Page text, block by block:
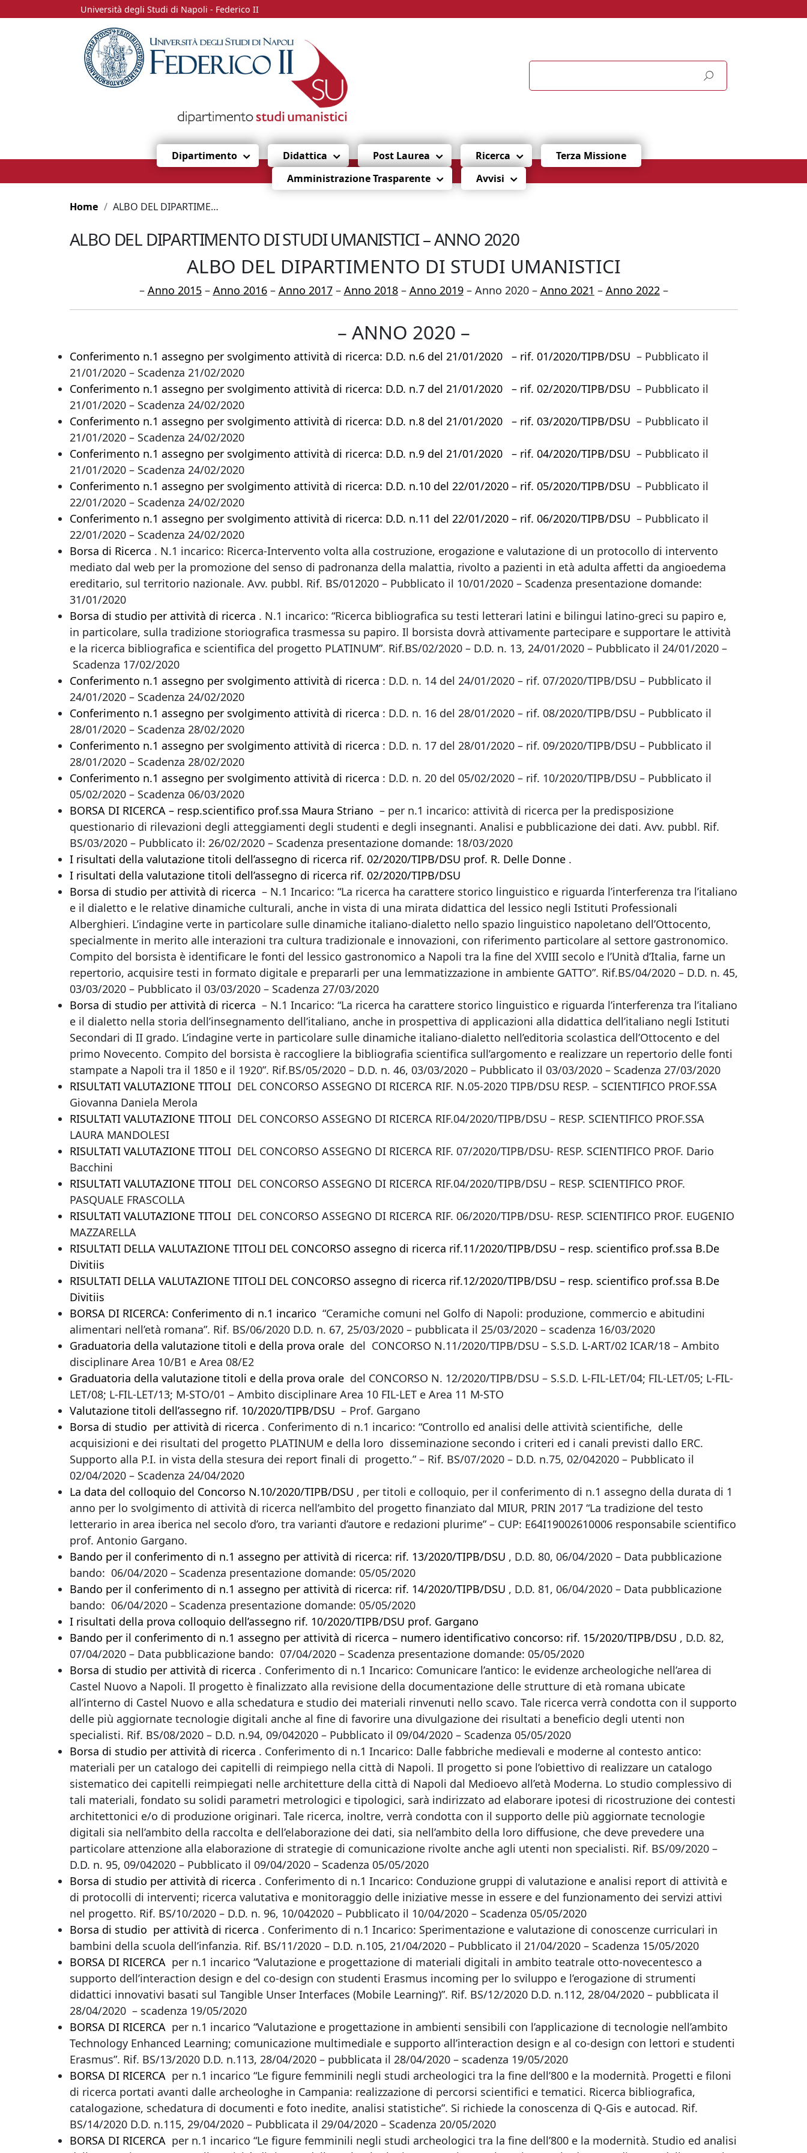
Università degli Studi di Napoli - Federico II
Dipartimento Didattica Post Laurea Ricerca
Terza Missione
Amministrazione Trasparente
Avvisi
Home ALBO DEL DIPARTIMENTO DI STUDI UMANISTICI – ANNO 2020
ALBO DEL DIPARTIMENTO DI STUDI UMANISTICI – ANNO 2020
ALBO DEL DIPARTIMENTO DI STUDI UMANISTICI
– Anno 2015– Anno 2016– Anno 2017– Anno 2018– Anno 2019– Anno 2020 – Anno 2021 – Anno 2022–
– ANNO 2020 –
Conferimento n.1 assegno per svolgimento attività di ricerca: D.D. n.6 del 21/01/2020 – rif. 01/2020/TIPB/DSU – Pubblicato il
21/01/2020 – Scadenza 21/02/2020
Conferimento n.1 assegno per svolgimento attività di ricerca: D.D. n.7 del 21/01/2020 – rif. 02/2020/TIPB/DSU – Pubblicato il
21/01/2020 – Scadenza 24/02/2020
Conferimento n.1 assegno per svolgimento attività di ricerca: D.D. n.8 del 21/01/2020 – rif. 03/2020/TIPB/DSU – Pubblicato il
21/01/2020 – Scadenza 24/02/2020
Conferimento n.1 assegno per svolgimento attività di ricerca: D.D. n.9 del 21/01/2020 – rif. 04/2020/TIPB/DSU – Pubblicato il
21/01/2020 – Scadenza 24/02/2020
Conferimento n.1 assegno per svolgimento attività di ricerca: D.D. n.10 del 22/01/2020 – rif. 05/2020/TIPB/DSU – Pubblicato il
22/01/2020 – Scadenza 24/02/2020
Conferimento n.1 assegno per svolgimento attività di ricerca: D.D. n.11 del 22/01/2020 – rif. 06/2020/TIPB/DSU – Pubblicato il
22/01/2020 – Scadenza 24/02/2020
Borsa di Ricerca . N.1 incarico: Ricerca-Intervento volta alla costruzione, erogazione e valutazione di un protocollo di intervento
mediato dal web per la promozione del senso di padronanza della malattia, rivolto a pazienti in età adulta affetti da angioedema
ereditario, sul territorio nazionale. Avv. pubbl. Rif. BS/012020 – Pubblicato il 10/01/2020 – Scadenza presentazione domande:
31/01/2020
Borsa di studio per attività di ricerca . N.1 incarico: “Ricerca bibliografica su testi letterari latini e bilingui latino-greci su papiro e,
in particolare, sulla tradizione storiografica trasmessa su papiro. Il borsista dovrà attivamente partecipare e supportare le attività
e la ricerca bibliografica e scientifica del progetto PLATINUM”. Rif.BS/02/2020 – D.D. n. 13, 24/01/2020 – Pubblicato il 24/01/2020 –
Scadenza 17/02/2020
Conferimento n.1 assegno per svolgimento attività di ricerca : D.D. n. 14 del 24/01/2020 – rif. 07/2020/TIPB/DSU – Pubblicato il
24/01/2020 – Scadenza 24/02/2020
Conferimento n.1 assegno per svolgimento attività di ricerca : D.D. n. 16 del 28/01/2020 – rif. 08/2020/TIPB/DSU – Pubblicato il
28/01/2020 – Scadenza 28/02/2020
Conferimento n.1 assegno per svolgimento attività di ricerca : D.D. n. 17 del 28/01/2020 – rif. 09/2020/TIPB/DSU – Pubblicato il
28/01/2020 – Scadenza 28/02/2020
Conferimento n.1 assegno per svolgimento attività di ricerca : D.D. n. 20 del 05/02/2020 – rif. 10/2020/TIPB/DSU – Pubblicato il
05/02/2020 – Scadenza 06/03/2020
BORSA DI RICERCA – resp.scientifico prof.ssa Maura Striano – per n.1 incarico: attività di ricerca per la predisposizione
questionario di rilevazioni degli atteggiamenti degli studenti e degli insegnanti. Analisi e pubblicazione dei dati. Avv. pubbl. Rif.
BS/03/2020 – Pubblicato il: 26/02/2020 – Scadenza presentazione domande: 18/03/2020
I risultati della valutazione titoli dell’assegno di ricerca rif. 02/2020/TIPB/DSU prof. R. Delle Donne .
I risultati della valutazione titoli dell’assegno di ricerca rif. 02/2020/TIPB/DSU
Borsa di studio per attività di ricerca – N.1 Incarico: “La ricerca ha carattere storico linguistico e riguarda l’interferenza tra l’italiano
e il dialetto e le relative dinamiche culturali, anche in vista di una mirata didattica del lessico negli Istituti Professionali
Alberghieri. L’indagine verte in particolare sulle dinamiche italiano-dialetto nello spazio linguistico napoletano dell’Ottocento,
specialmente in merito alle interazioni tra cultura tradizionale e innovazioni, con riferimento particolare al settore gastronomico.
Compito del borsista è identificare le fonti del lessico gastronomico a Napoli tra la fine del XVIII secolo e l’Unità d’Italia, farne un
repertorio, acquisire testi in formato digitale e prepararli per una lemmatizzazione in ambiente GATTO”. Rif.BS/04/2020 – D.D. n. 45,
03/03/2020 – Pubblicato il 03/03/2020 – Scadenza 27/03/2020
Borsa di studio per attività di ricerca – N.1 Incarico: “La ricerca ha carattere storico linguistico e riguarda l’interferenza tra l’italiano
e il dialetto nella storia dell’insegnamento dell’italiano, anche in prospettiva di applicazioni alla didattica dell’italiano negli Istituti
Secondari di II grado. L’indagine verte in particolare sulle dinamiche italiano-dialetto nell’editoria scolastica dell’Ottocento e del
primo Novecento. Compito del borsista è raccogliere la bibliografia scientifica sull’argomento e realizzare un repertorio delle fonti
stampate a Napoli tra il 1850 e il 1920”. Rif.BS/05/2020 – D.D. n. 46, 03/03/2020 – Pubblicato il 03/03/2020 – Scadenza 27/03/2020
RISULTATI VALUTAZIONE TITOLI DEL CONCORSO ASSEGNO DI RICERCA RIF. N.05-2020 TIPB/DSU RESP. – SCIENTIFICO PROF.SSA
Giovanna Daniela Merola
RISULTATI VALUTAZIONE TITOLI DEL CONCORSO ASSEGNO DI RICERCA RIF.04/2020/TIPB/DSU – RESP. SCIENTIFICO PROF.SSA
LAURA MANDOLESI
RISULTATI VALUTAZIONE TITOLI DEL CONCORSO ASSEGNO DI RICERCA RIF. 07/2020/TIPB/DSU- RESP. SCIENTIFICO PROF. Dario
Bacchini
RISULTATI VALUTAZIONE TITOLI DEL CONCORSO ASSEGNO DI RICERCA RIF.04/2020/TIPB/DSU – RESP. SCIENTIFICO PROF.
PASQUALE FRASCOLLA
RISULTATI VALUTAZIONE TITOLI DEL CONCORSO ASSEGNO DI RICERCA RIF. 06/2020/TIPB/DSU- RESP. SCIENTIFICO PROF. EUGENIO
MAZZARELLA
RISULTATI DELLA VALUTAZIONE TITOLI DEL CONCORSO assegno di ricerca rif.11/2020/TIPB/DSU – resp. scientifico prof.ssa B.De
Divitiis
RISULTATI DELLA VALUTAZIONE TITOLI DEL CONCORSO assegno di ricerca rif.12/2020/TIPB/DSU – resp. scientifico prof.ssa B.De
Divitiis
BORSA DI RICERCA: Conferimento di n.1 incarico “Ceramiche comuni nel Golfo di Napoli: produzione, commercio e abitudini
alimentari nell’età romana”. Rif. BS/06/2020 D.D. n. 67, 25/03/2020 – pubblicata il 25/03/2020 – scadenza 16/03/2020
Graduatoria della valutazione titoli e della prova orale del CONCORSO N.11/2020/TIPB/DSU – S.S.D. L-ART/02 ICAR/18 – Ambito
disciplinare Area 10/B1 e Area 08/E2
Graduatoria della valutazione titoli e della prova orale del CONCORSO N. 12/2020/TIPB/DSU – S.S.D. L-FIL-LET/04; FIL-LET/05; L-FIL-
LET/08; L-FIL-LET/13; M-STO/01 – Ambito disciplinare Area 10 FIL-LET e Area 11 M-STO
Valutazione titoli dell’assegno rif. 10/2020/TIPB/DSU – Prof. Gargano
Borsa di studio per attività di ricerca . Conferimento di n.1 incarico: “Controllo ed analisi delle attività scientifiche, delle
acquisizioni e dei risultati del progetto PLATINUM e della loro disseminazione secondo i criteri ed i canali previsti dallo ERC.
Supporto alla P.I. in vista della stesura dei report finali di progetto.” – Rif. BS/07/2020 – D.D. n.75, 02/042020 – Pubblicato il
02/04/2020 – Scadenza 24/04/2020
La data del colloquio del Concorso N.10/2020/TIPB/DSU , per titoli e colloquio, per il conferimento di n.1 assegno della durata di 1
anno per lo svolgimento di attività di ricerca nell’ambito del progetto finanziato dal MIUR, PRIN 2017 “La tradizione del testo
letterario in area iberica nel secolo d’oro, tra varianti d’autore e redazioni plurime” – CUP: E64I19002610006 responsabile scientifico
prof. Antonio Gargano.
Bando per il conferimento di n.1 assegno per attività di ricerca: rif. 13/2020/TIPB/DSU , D.D. 80, 06/04/2020 – Data pubblicazione
bando: 06/04/2020 – Scadenza presentazione domande: 05/05/2020
Bando per il conferimento di n.1 assegno per attività di ricerca: rif. 14/2020/TIPB/DSU , D.D. 81, 06/04/2020 – Data pubblicazione
bando: 06/04/2020 – Scadenza presentazione domande: 05/05/2020
I risultati della prova colloquio dell’assegno rif. 10/2020/TIPB/DSU prof. Gargano
Bando per il conferimento di n.1 assegno per attività di ricerca – numero identificativo concorso: rif. 15/2020/TIPB/DSU , D.D. 82,
07/04/2020 – Data pubblicazione bando: 07/04/2020 – Scadenza presentazione domande: 05/05/2020
Borsa di studio per attività di ricerca . Conferimento di n.1 Incarico: Comunicare l’antico: le evidenze archeologiche nell’area di
Castel Nuovo a Napoli. Il progetto è finalizzato alla revisione della documentazione delle strutture di età romana ubicate
all’interno di Castel Nuovo e alla schedatura e studio dei materiali rinvenuti nello scavo. Tale ricerca verrà condotta con il supporto
delle più aggiornate tecnologie digitali anche al fine di favorire una divulgazione dei risultati a beneficio degli utenti non
specialisti. Rif. BS/08/2020 – D.D. n.94, 09/042020 – Pubblicato il 09/04/2020 – Scadenza 05/05/2020
Borsa di studio per attività di ricerca . Conferimento di n.1 Incarico: Dalle fabbriche medievali e moderne al contesto antico:
materiali per un catalogo dei capitelli di reimpiego nella città di Napoli. Il progetto si pone l’obiettivo di realizzare un catalogo
sistematico dei capitelli reimpiegati nelle architetture della città di Napoli dal Medioevo all’età Moderna. Lo studio complessivo di
tali materiali, fondato su solidi parametri metrologici e tipologici, sarà indirizzato ad elaborare ipotesi di ricostruzione dei contesti
architettonici e/o di produzione originari. Tale ricerca, inoltre, verrà condotta con il supporto delle più aggiornate tecnologie
digitali sia nell’ambito della raccolta e dell’elaborazione dei dati, sia nell’ambito della loro diffusione, che deve prevedere una
particolare attenzione alla elaborazione di strategie di comunicazione rivolte anche agli utenti non specialisti. Rif. BS/09/2020 –
D.D. n. 95, 09/042020 – Pubblicato il 09/04/2020 – Scadenza 05/05/2020
Borsa di studio per attività di ricerca . Conferimento di n.1 Incarico: Conduzione gruppi di valutazione e analisi report di attività e
di protocolli di interventi; ricerca valutativa e monitoraggio delle iniziative messe in essere e del funzionamento dei servizi attivi
nel progetto. Rif. BS/10/2020 – D.D. n. 96, 10/042020 – Pubblicato il 10/04/2020 – Scadenza 05/05/2020
Borsa di studio per attività di ricerca . Conferimento di n.1 Incarico: Sperimentazione e valutazione di conoscenze curriculari in
bambini della scuola dell’infanzia. Rif. BS/11/2020 – D.D. n.105, 21/04/2020 – Pubblicato il 21/04/2020 – Scadenza 15/05/2020
BORSA DI RICERCA per n.1 incarico “Valutazione e progettazione di materiali digitali in ambito teatrale otto-novecentesco a
supporto dell’interaction design e del co-design con studenti Erasmus incoming per lo sviluppo e l’erogazione di strumenti
didattici innovativi basati sul Tangible Unser Interfaces (Mobile Learning)”. Rif. BS/12/2020 D.D. n.112, 28/04/2020 – pubblicata il
28/04/2020 – scadenza 19/05/2020
BORSA DI RICERCA per n.1 incarico “Valutazione e progettazione in ambienti sensibili con l’applicazione di tecnologie nell’ambito
Technology Enhanced Learning; comunicazione multimediale e supporto all’interaction design e al co-design con lettori e studenti
Erasmus”. Rif. BS/13/2020 D.D. n.113, 28/04/2020 – pubblicata il 28/04/2020 – scadenza 19/05/2020
BORSA DI RICERCA per n.1 incarico “Le figure femminili negli studi archeologici tra la fine dell’800 e la modernità. Progetti e filoni
di ricerca portati avanti dalle archeologhe in Campania: realizzazione di percorsi scientifici e tematici. Ricerca bibliografica,
catalogazione, schedatura di documenti e foto inedite, analisi statistiche”. Si richiede la conoscenza di Q-Gis e autocad. Rif.
BS/14/2020 D.D. n.115, 29/04/2020 – Pubblicata il 29/04/2020 – Scadenza 20/05/2020
BORSA DI RICERCA per n.1 incarico “Le figure femminili negli studi archeologici tra la fine dell’800 e la modernità. Studio ed analisi